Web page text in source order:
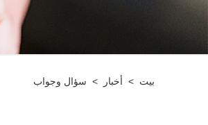
بيت > أخبار > سؤال وجواب